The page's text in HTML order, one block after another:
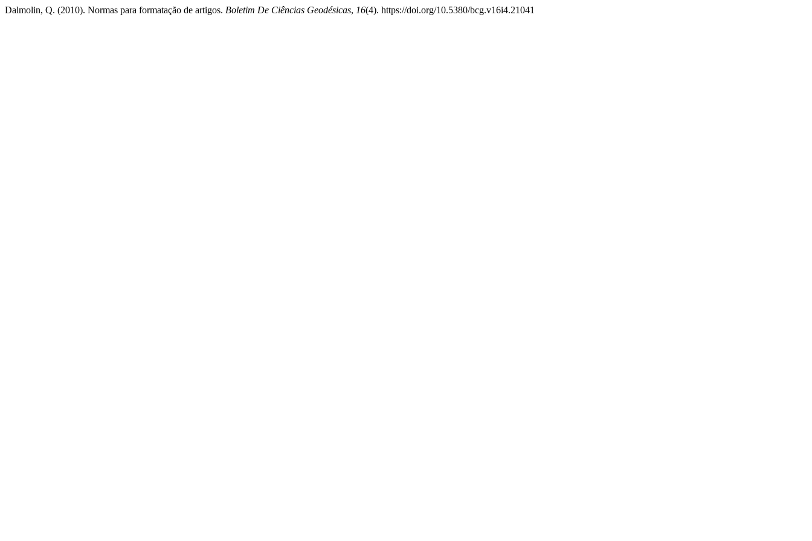
Dalmolin, Q. (2010). Normas para formatação de artigos. Boletim De Ciências Geodésicas, 16(4). https://doi.org/10.5380/bcg.v16i4.21041